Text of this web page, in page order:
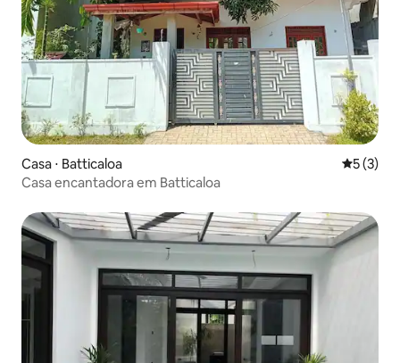
Casa ⋅ Batticaloa 5 de
5 (3)
Casa encantadora em Batticaloa